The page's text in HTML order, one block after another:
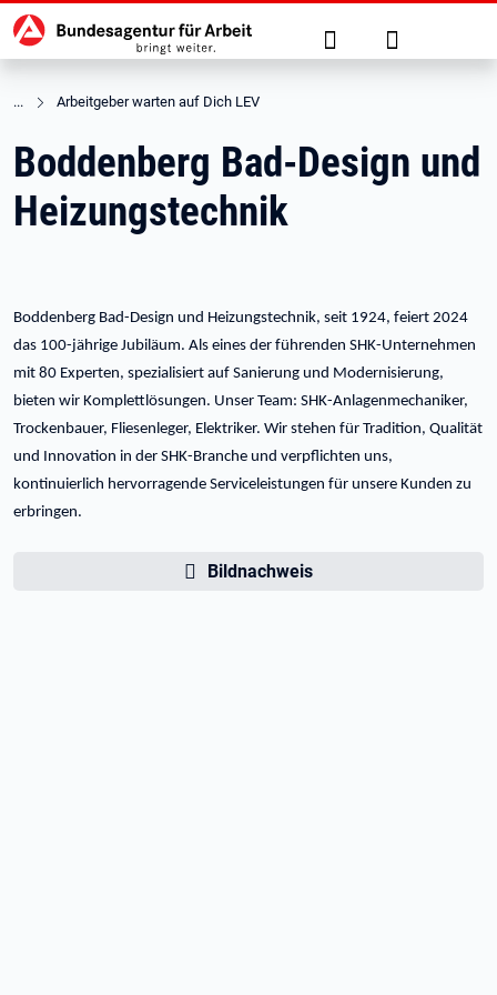
zu den Hauptinhalten springen
Hauptnavigation Suche Anmelden
Arbeitgeber warten auf Dich LEV
Boddenberg Bad-Design und
Heizungstechnik
Boddenberg Bad-Design und Heizungstechnik, seit 1924, feiert 2024
das 100-jährige Jubiläum. Als eines der führenden SHK-Unternehmen
mit 80 Experten, spezialisiert auf Sanierung und Modernisierung,
bieten wir Komplettlösungen. Unser Team: SHK-Anlagenmechaniker,
Trockenbauer, Fliesenleger, Elektriker. Wir stehen für Tradition, Qualität
und Innovation in der SHK-Branche und verpflichten uns,
kontinuierlich hervorragende Serviceleistungen für unsere Kunden zu
erbringen.
Bildnachweis